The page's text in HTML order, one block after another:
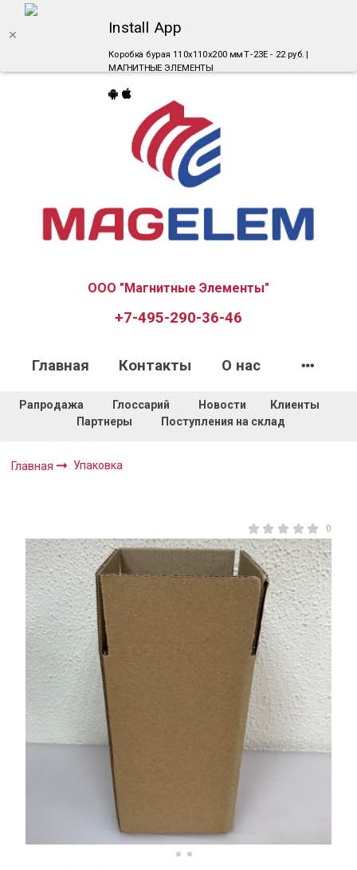
Install App
Коробка бурая 110x110x200 мм Т-23Е - 22 руб. |
МАГНИТНЫЕ ЭЛЕМЕНТЫ
ООО "Магнитные Элементы"
+7-495-290-36-46
Главная Контакты О нас
Рапродажа Глоссарий Новости
Клиенты
Партнеры
Поступления на склад
Главная Упаковка
0